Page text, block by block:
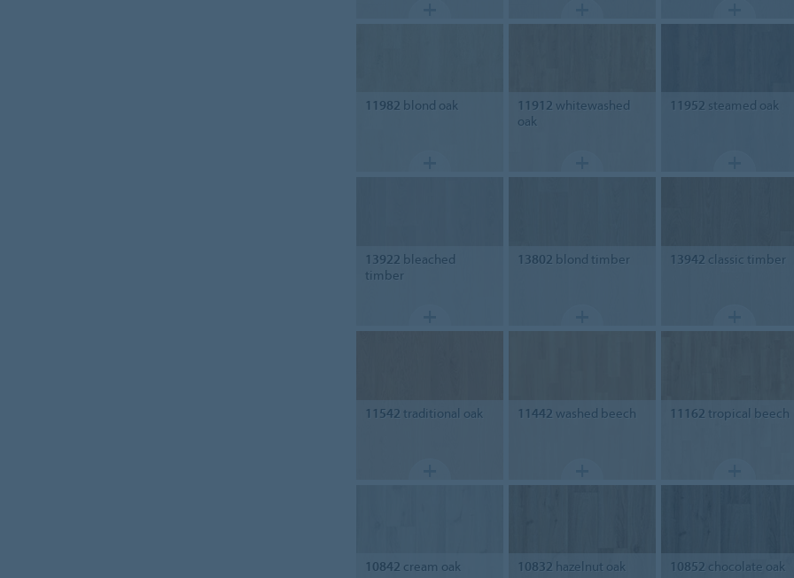
11982 blond oak 11912 whitewashed
oak
11952 steamed oak
13922 bleached
timber
13802 blond timber 13942 classic timber
11542 traditional oak 11442 washed beech 11162 tropical beech
10842 cream oak 10832 hazelnut oak 10852 chocolate oak